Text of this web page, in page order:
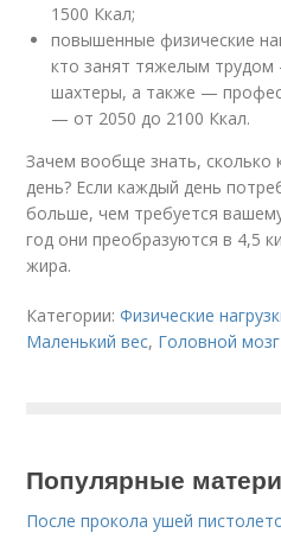
1500 Ккал;
повышенные физические
кто занят тяжелым трудом
шахтеры, а также —
— от 2050 до 2100 Ккал.
Зачем вообще знать, сколько
день? Если каждый день
больше, чем требуется
год они преобразуются в 4,5
жира.
Категории:Физические
Маленький вес, Головной мозг
Популярные
После прокола ушей